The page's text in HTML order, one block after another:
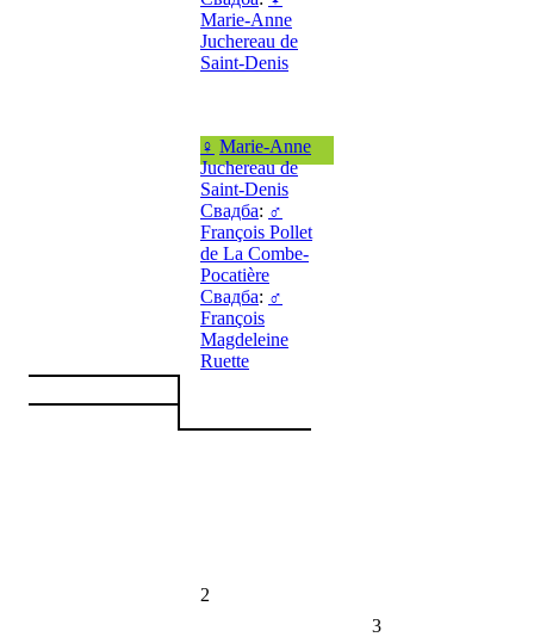
Marie-Anne
Juchereau de
Saint-Denis
♀ Marie-Anne
Juchereau de
Saint-Denis
Свадба: ♂
François Pollet
de La Combe-
Pocatière
Свадба: ♂
François
Magdeleine
Ruette
2
3